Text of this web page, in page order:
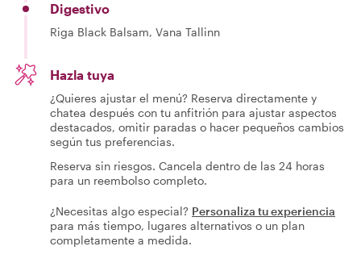
Digestivo
Riga Black Balsam, Vana Tallinn
Hazla tuya
¿Quieres ajustar el menú? Reserva directamente y
chatea después con tu anfitrión para ajustar aspectos
destacados, omitir paradas o hacer pequeños cambios
según tus preferencias.
Reserva sin riesgos. Cancela dentro de las 24 horas
para un reembolso completo.
¿Necesitas algo especial? Personaliza tu experiencia
para más tiempo, lugares alternativos o un plan
completamente a medida.